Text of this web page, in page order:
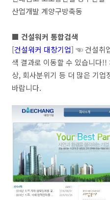
산업개발 계양구방축동
■ 건설워커 통합검색
[건설워커 대창기업] ☜ 건설취
색 결과로 이동할 수 있습니다
상, 회사분위기 등 더 많은 기업
바랍니다.